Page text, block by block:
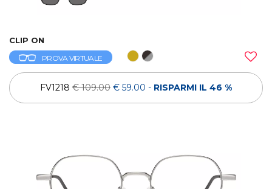
CLIP ON
PROVA VIRTUALE
FV1218 € 109.00 € 59.00 - RISPARMI IL 46 %